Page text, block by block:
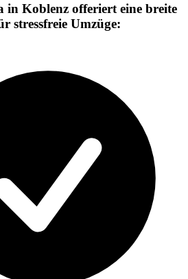
in Koblenz offeriert eine breite
stressfreie Umzüge: